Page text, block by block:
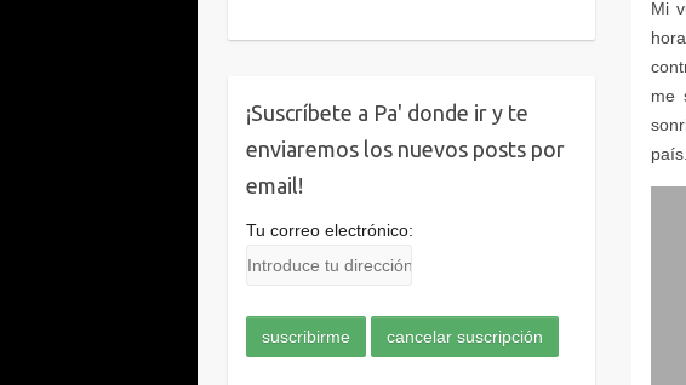
¡Suscríbete a Pa' donde ir y te
enviaremos los nuevos posts por
email!
Tu correo electrónico: